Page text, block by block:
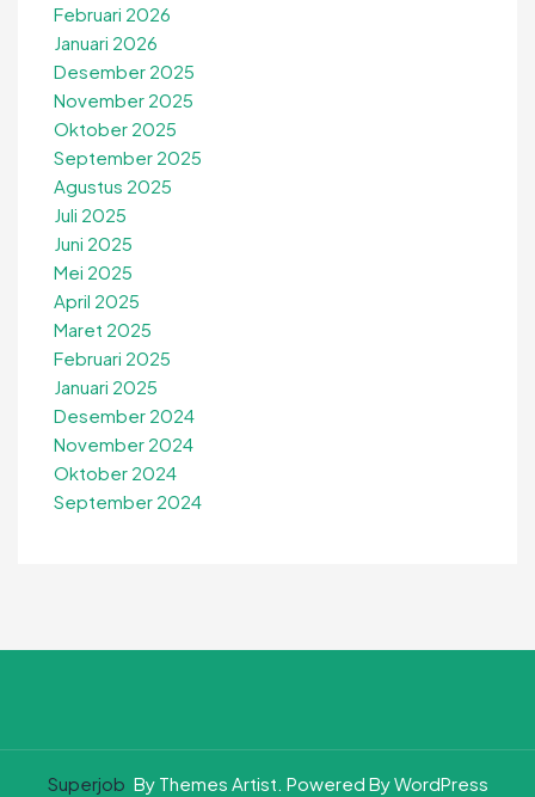
Februari 2026
Januari 2026
Desember 2025
November 2025
Oktober 2025
September 2025
Agustus 2025
Juli 2025
Juni 2025
Mei 2025
April 2025
Maret 2025
Februari 2025
Januari 2025
Desember 2024
November 2024
Oktober 2024
September 2024
Superjob By Themes Artist. Powered By WordPress